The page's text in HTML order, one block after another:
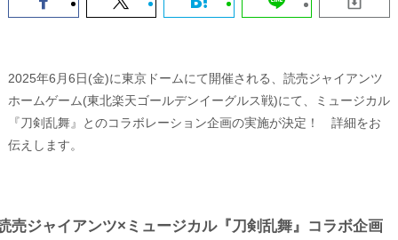
2025年6月6日(金)に東京ドームにて開催される、読売ジャイアンツ
ホームゲーム(東北楽天ゴールデンイーグルス戦)にて、ミュージカル
『刀剣乱舞』とのコラボレーション企画の実施が決定！ 詳細をお
伝えします。
売ジャイアンツ×ミュージカル『刀剣乱舞』コラボ企画